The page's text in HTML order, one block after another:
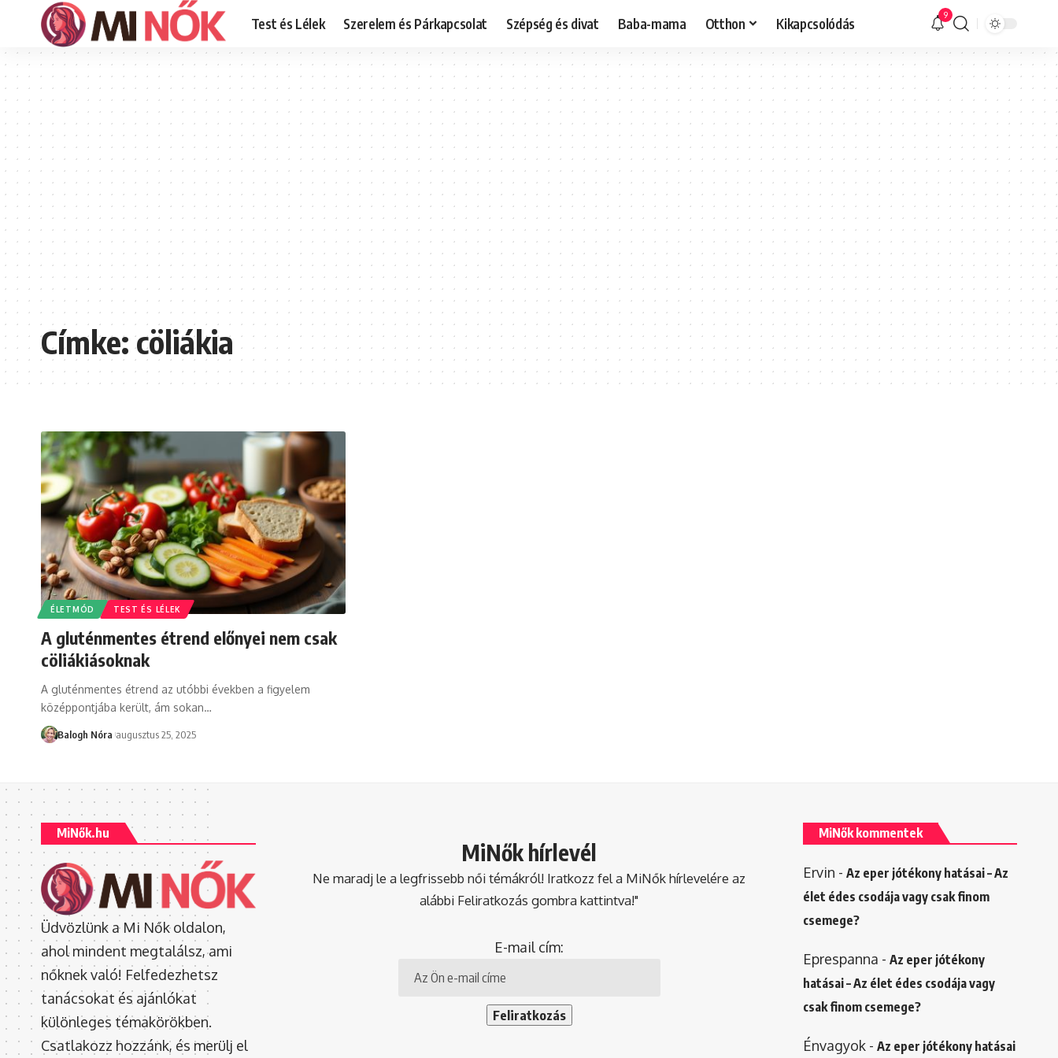
Test és Lélek Szerelem és Párkapcsolat Szépség és divat Baba-mama Otthon Kikapcsolódás 9
Címke:cöliákia
ÉLETMÓD TEST ÉS LÉLEK
A gluténmentes étrend előnyei nem csak
cöliákiásoknak
A gluténmentes étrend az utóbbi években a figyelem
középpontjába került, ám sokan…
Balogh Nóra augusztus 25, 2025
MiNők.hu
Üdvözlünk a Mi Nők oldalon,
ahol mindent megtalálsz, ami
nőknek való! Felfedezhetsz
tanácsokat és ajánlókat
különleges témakörökben.
Csatlakozz hozzánk, és merülj el
MiNők hírlevél
Ne maradj le a legfrissebb női témákról! Iratkozz fel a MiNők hírlevelére az
alábbi Feliratkozás gombra kattintva!"
E-mail cím:
MiNők kommentek
Ervin - Az eper jótékony hatásai – Az
élet édes csodája vagy csak finom
csemege?
Eprespanna - Az eper jótékony
hatásai – Az élet édes csodája vagy
csak finom csemege?
Énvagyok- Az eper jótékony hatásai